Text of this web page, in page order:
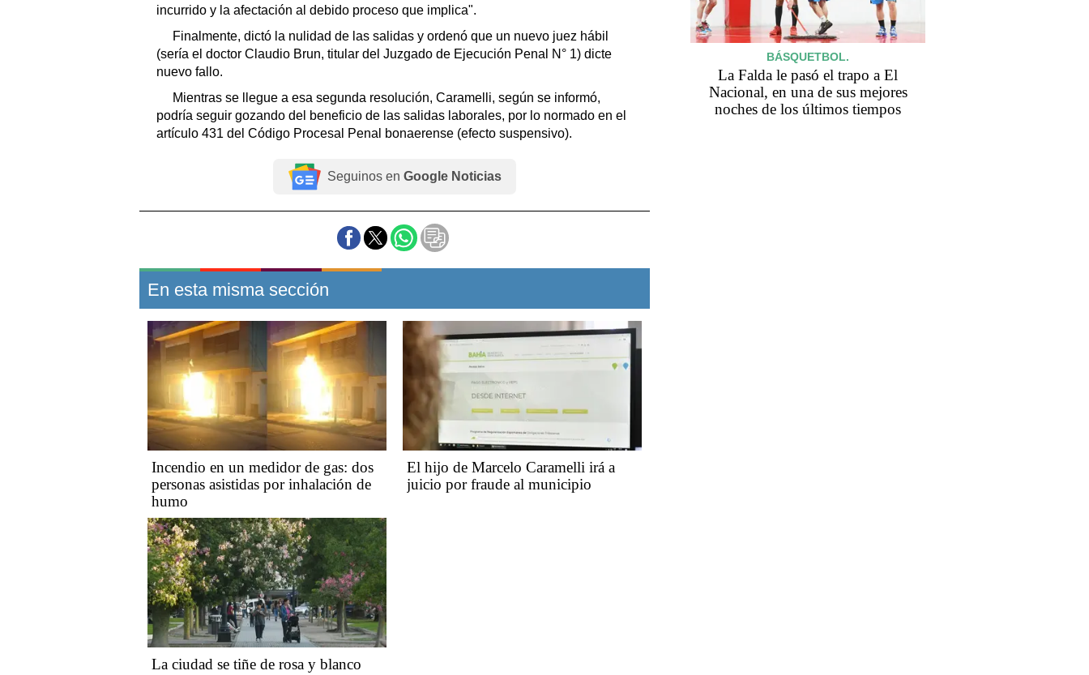
incurrido y la afectación al debido proceso que implica".
Finalmente, dictó la nulidad de las salidas y ordenó que un nuevo juez hábil
(sería el doctor Claudio Brun, titular del Juzgado de Ejecución Penal N° 1) dicte
nuevo fallo.
Mientras se llegue a esa segunda resolución, Caramelli, según se informó,
podría seguir gozando del beneficio de las salidas laborales, por lo normado en el
artículo 431 del Código Procesal Penal bonaerense (efecto suspensivo).
Seguinos en Google Noticias
En esta misma sección
Incendio en un medidor de gas: dos
personas asistidas por inhalación de
humo
​​​​​El hijo de Marcelo Caramelli irá a
juicio por fraude al municipio
La ciudad se tiñe de rosa y blanco
BÁSQUETBOL.
La Falda le pasó el trapo a El
Nacional, en una de sus mejores
noches de los últimos tiempos